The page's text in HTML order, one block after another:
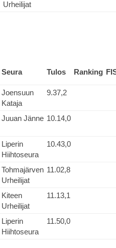
Urheilijat
Seura Tulos Ranking
Joensuun
Kataja
9.37,2
Juuan Jänne 10.14,0
Liperin
Hiihtoseura
10.43,0
Tohmajärven
Urheilijat
11.02,8
Kiteen
Urheilijat
11.13,1
Liperin
Hiihtoseura
11.50,0